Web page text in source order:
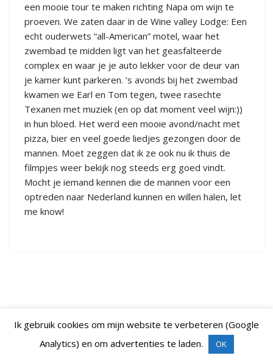
een mooie tour te maken richting Napa om wijn te
proeven. We zaten daar in de Wine valley Lodge: Een
echt ouderwets “all-American” motel, waar het
zwembad te midden ligt van het geasfalteerde
complex en waar je je auto lekker voor de deur van
je kamer kunt parkeren. ’s avonds bij het zwembad
kwamen we Earl en Tom tegen, twee rasechte
Texanen met muziek (en op dat moment veel wijn:))
in hun bloed. Het werd een mooie avond/nacht met
pizza, bier en veel goede liedjes gezongen door de
mannen. Moet zeggen dat ik ze ook nu ik thuis de
filmpjes weer bekijk nog steeds erg goed vindt.
Mocht je iemand kennen die de mannen voor een
optreden naar Nederland kunnen en willen halen, let
me know!
Neve| Mogelijk gemaakt door WordPress
Ik gebruik cookies om mijn website te verbeteren (Google
Analytics) en om advertenties te laden.
OK